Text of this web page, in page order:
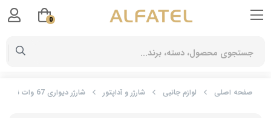
صفحه اصلی لوازم جانبی شارژر و آداپتور شارژر دیواری 67 وات نوکسو مدل CHN-P-2 با 3 پورت USB-C و USB-A، پشتیبانی از PD و QC3.0 (EU Pin) و فناوری GaN
0